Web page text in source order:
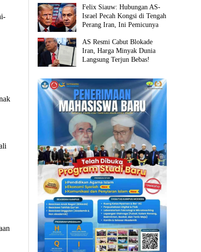
Felix Siauw: Hubungan AS-
Israel Pecah Kongsi di Tengah
Perang Iran, Ini Pemicunya
AS Resmi Cabut Blokade
Iran, Harga Minyak Dunia
Langsung Terjun Bebas!